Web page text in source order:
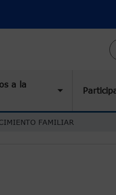
a la
Toggle
FAMILIAR